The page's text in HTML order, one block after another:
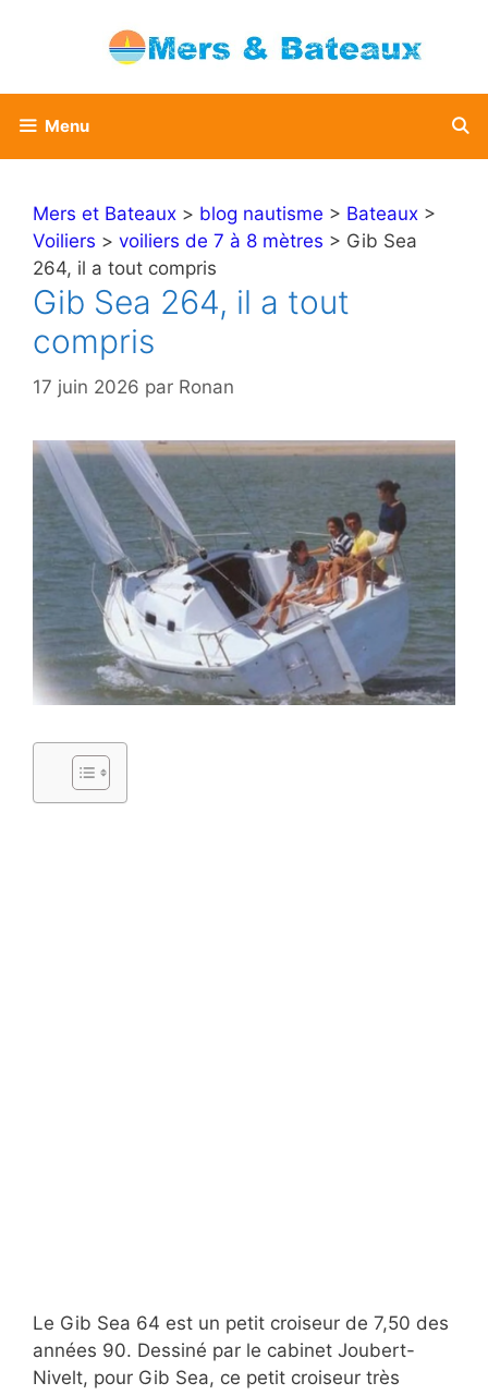
Menu
Mers et Bateaux > blog nautisme > Bateaux >
Voiliers > voiliers de 7 à 8 mètres > Gib Sea
264, il a tout compris
Gib Sea 264, il a tout
compris
17 juin 2026 par Ronan
Le Gib Sea 64 est un petit croiseur de 7,50 des
années 90. Dessiné par le cabinet Joubert-
Nivelt, pour Gib Sea, ce petit croiseur très